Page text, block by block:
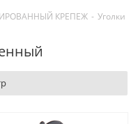
КРЕПЕЖ - Уголки